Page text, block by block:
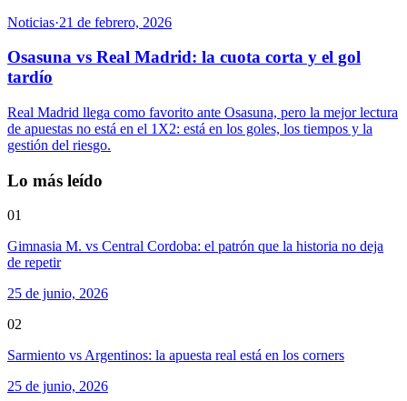
Noticias·21 de febrero, 2026
Osasuna vs Real Madrid: la cuota corta y el gol
tardío
Real Madrid llega como favorito ante Osasuna, pero la mejor lectura
de apuestas no está en el 1X2: está en los goles, los tiempos y la
gestión del riesgo.
Lo más leído
01
Gimnasia M. vs Central Cordoba: el patrón que la historia no deja
de repetir
25 de junio, 2026
02
Sarmiento vs Argentinos: la apuesta real está en los corners
25 de junio, 2026